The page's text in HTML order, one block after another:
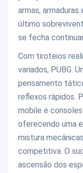
armas,
último
se fecha
Com tiroteios
variados, PUBG:
pensamento
reflexos rápidos.
mobile e
oferecendo uma
mistura
competitiva. O
ascensão dos